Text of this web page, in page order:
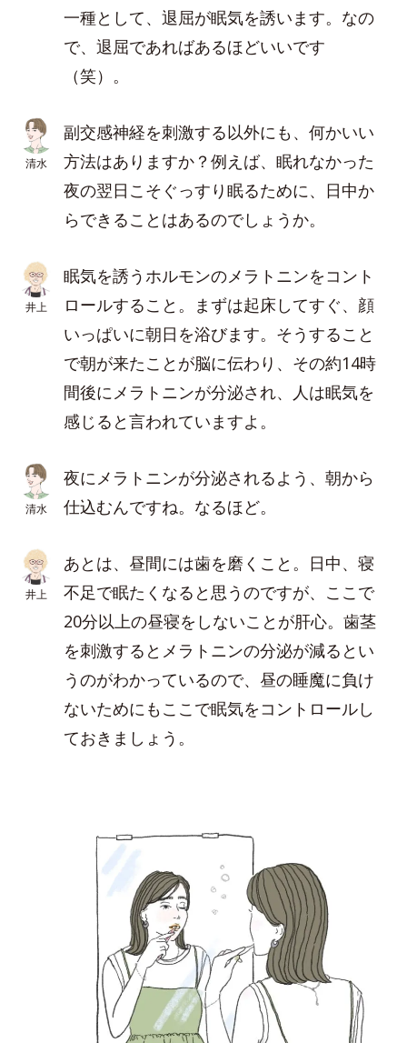
一種として、退屈が眠気を誘います。なの
で、退屈であればあるほどいいです
（笑）。
清水
副交感神経を刺激する以外にも、何かいい
方法はありますか？例えば、眠れなかった
夜の翌日こそぐっすり眠るために、日中か
らできることはあるのでしょうか。
井上
眠気を誘うホルモンのメラトニンをコント
ロールすること。まずは起床してすぐ、顔
いっぱいに朝日を浴びます。そうすること
で朝が来たことが脳に伝わり、その約14時
間後にメラトニンが分泌され、人は眠気を
感じると言われていますよ。
清水
夜にメラトニンが分泌されるよう、朝から
仕込むんですね。なるほど。
井上
あとは、昼間には歯を磨くこと。日中、寝
不足で眠たくなると思うのですが、ここで
20分以上の昼寝をしないことが肝心。歯茎
を刺激するとメラトニンの分泌が減るとい
うのがわかっているので、昼の睡魔に負け
ないためにもここで眠気をコントロールし
ておきましょう。